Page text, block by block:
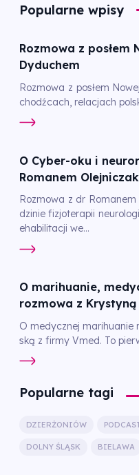
Popularne wpisy
Rozmowa z posłem
Dyduchem
Rozmowa z posłem
chodźcach, relacjach
O Cyber-oku i
Romanem
Rozmowa z dr
dzinie fizjoterapii
ehabilitacji we...
O marihuanie,
rozmowa z
O medycznej marihuanie
ską z firmy Vmed. To
Popularne tagi
DZIERŻONIÓW
DOLNY ŚLĄSK BIELAWA